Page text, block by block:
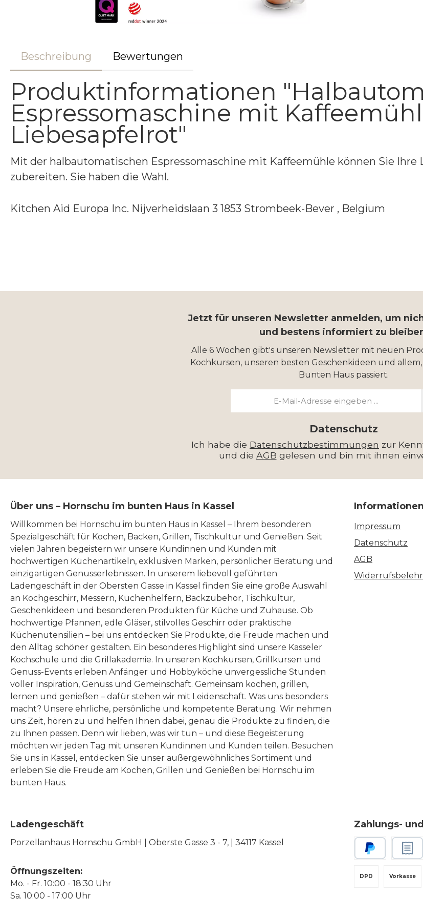
Beschreibung Bewertungen
Produktinformationen
Espressomaschine mit
Liebesapfelrot"
Mit der halbautomatischen Espressomaschine mit Kaffeemühle können Sie Ihre
zubereiten. Sie haben die Wahl.
Kitchen Aid Europa Inc. Nijverheidslaan 3 1853 Strombeek-Bever , Belgium
Jetzt für unseren Newsletter anmelden, um
und bestens informiert zu
Alle 6 Wochen gibt's unseren Newsletter mit neuen
Kochkursen, unseren besten Geschenkideen und allem,
Bunten Haus passiert.
Datenschutz
Ich habe die Datenschutzbestimmungen zur
und die AGB gelesen und bin mit ihnen
Über uns – Hornschu im bunten Haus in Kassel
Willkommen bei Hornschu im bunten Haus in Kassel – Ihrem besonderen
Spezialgeschäft für Kochen, Backen, Grillen, Tischkultur und Genießen. Seit
vielen Jahren begeistern wir unsere Kundinnen und Kunden mit
hochwertigen Küchenartikeln, exklusiven Marken, persönlicher Beratung und
einzigartigen Genusserlebnissen. In unserem liebevoll geführten
Ladengeschäft in der Obersten Gasse in Kassel finden Sie eine große Auswahl
an Kochgeschirr, Messern, Küchenhelfern, Backzubehör, Tischkultur,
Geschenkideen und besonderen Produkten für Küche und Zuhause. Ob
hochwertige Pfannen, edle Gläser, stilvolles Geschirr oder praktische
Küchenutensilien – bei uns entdecken Sie Produkte, die Freude machen und
den Alltag schöner gestalten. Ein besonderes Highlight sind unsere Kasseler
Kochschule und die Grillakademie. In unseren Kochkursen, Grillkursen und
Genuss-Events erleben Anfänger und Hobbyköche unvergessliche Stunden
voller Inspiration, Genuss und Gemeinschaft. Gemeinsam kochen, grillen,
lernen und genießen – dafür stehen wir mit Leidenschaft. Was uns besonders
macht? Unsere ehrliche, persönliche und kompetente Beratung. Wir nehmen
uns Zeit, hören zu und helfen Ihnen dabei, genau die Produkte zu finden, die
zu Ihnen passen. Denn wir lieben, was wir tun – und diese Begeisterung
möchten wir jeden Tag mit unseren Kundinnen und Kunden teilen. Besuchen
Sie uns in Kassel, entdecken Sie unser außergewöhnliches Sortiment und
erleben Sie die Freude am Kochen, Grillen und Genießen bei Hornschu im
bunten Haus.
Informationen
Impressum
Datenschutz
AGB
Ladengeschäft
Porzellanhaus Hornschu GmbH | Oberste Gasse 3 - 7, | 34117 Kassel
Öffnungszeiten:
Mo. - Fr. 10:00 - 18:30 Uhr
Sa. 10:00 - 17:00 Uhr
Zahlungs-
Vorkasse
DPD